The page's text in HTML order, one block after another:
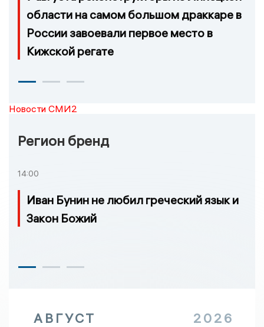
области на самом большом драккаре в
России завоевали первое место в
Кижской регате
Новости СМИ2
Регион бренд
14:00
Иван Бунин не любил греческий язык и
Закон Божий
АВГУСТ 2026